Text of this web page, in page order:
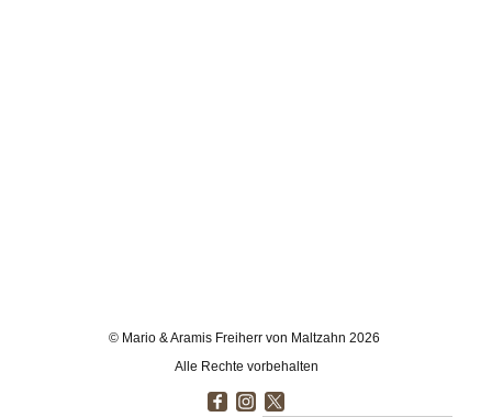
© Mario & Aramis Freiherr von Maltzahn 2026
Alle Rechte vorbehalten